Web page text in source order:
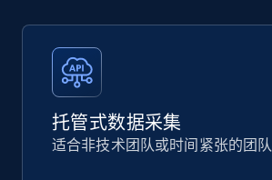
托管式数据采集
适合非技术团队或时间紧张的团队